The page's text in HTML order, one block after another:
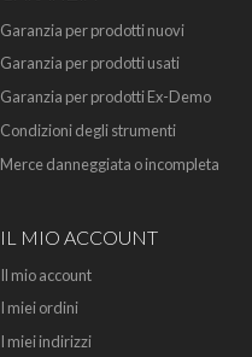
Garanzia per prodotti nuovi
Garanzia per prodotti usati
Garanzia per prodotti Ex-Demo
Condizioni degli strumenti
Merce danneggiata o incompleta
IL MIO ACCOUNT
Il mio account
I miei ordini
I miei indirizzi